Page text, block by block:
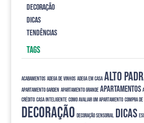
Decoração
Dicas
tendências
TAGS
acabamentos adega de vinhos adega em casa alto
apartamento garden apartamento grande apartamentos
crédito casa inteligente como avaliar um apartamento compra
decoração decoração sensorial dicas